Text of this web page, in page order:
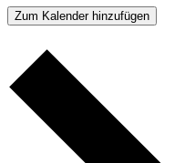
Zum Kalender hinzufügen